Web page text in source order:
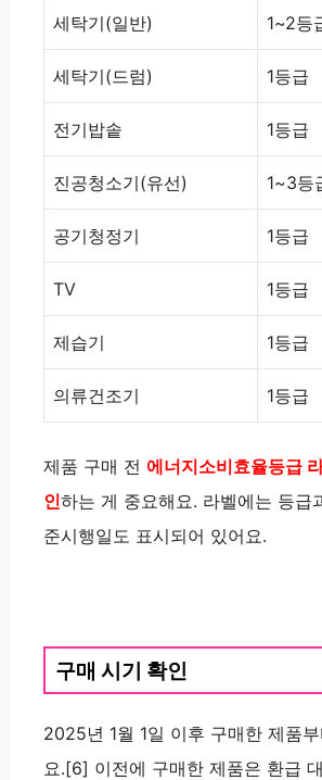
세탁기(일반) 1~2등
세탁기(드럼) 1등급
전기밥솥 1등급
진공청소기(유선) 1~3등
공기청정기 1등급
TV 1등급
제습기 1등급
의류건조기 1등급
제품 구매 전 에너지소비효율등급
인하는 게 중요해요. 라벨에는 등급
준시행일도 표시되어 있어요.
구매 시기 확인
2025년 1월 1일 이후 구매한 제품
요.[6] 이전에 구매한 제품은 환급